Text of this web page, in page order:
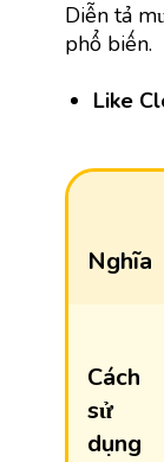
Diễn tả
phổ biến.
Like
Nghĩa
Cách
sử
dụng